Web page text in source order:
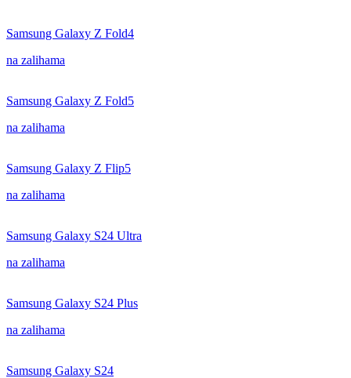
Samsung Galaxy Z Fold4
na zalihama
Samsung Galaxy Z Fold5
na zalihama
Samsung Galaxy Z Flip5
na zalihama
Samsung Galaxy S24 Ultra
na zalihama
Samsung Galaxy S24 Plus
na zalihama
Samsung Galaxy S24